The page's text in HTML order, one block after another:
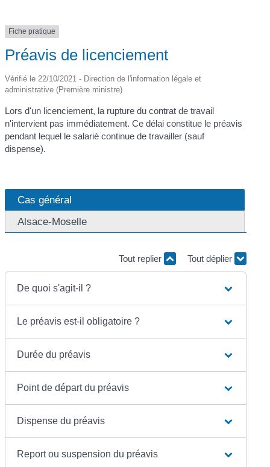
Fiche pratique
Préavis de licenciement
Vérifié le 22/10/2021 - Direction de l'information légale et
administrative (Première ministre)
Lors d'un licenciement, la rupture du contrat de travail
n'intervient pas immédiatement. Ce délai constitue le préavis
pendant lequel le salarié continue de travailler (sauf
dispense).
Cas général
Alsace-Moselle
Tout replier Tout déplier
De quoi s'agit-il ?
Le préavis est-il obligatoire ?
Durée du préavis
Point de départ du préavis
Dispense du préavis
Report ou suspension du préavis